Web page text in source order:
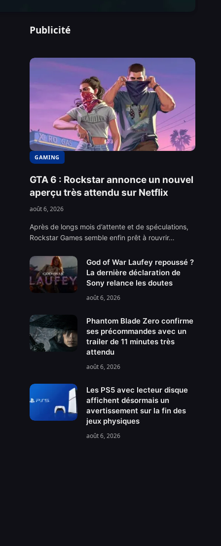
Publicité
GAMING
GTA 6 : Rockstar annonce un nouvel
aperçu très attendu sur Netflix
août 6, 2026
Après de longs mois d’attente et de spéculations,
Rockstar Games semble enfin prêt à rouvrir…
God of War Laufey repoussé ?
La dernière déclaration de
Sony relance les doutes
août 6, 2026
Phantom Blade Zero confirme
ses précommandes avec un
trailer de 11 minutes très
attendu
août 6, 2026
Les PS5 avec lecteur disque
affichent désormais un
avertissement sur la fin des
jeux physiques
août 6, 2026